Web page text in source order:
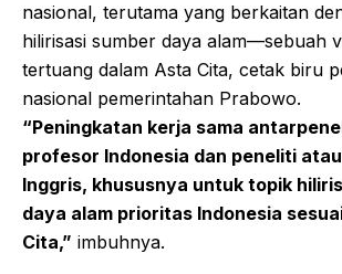
nasional, terutama yang berkaitan
hilirisasi sumber daya alam—sebuah
tertuang dalam Asta Cita, cetak biru
nasional pemerintahan Prabowo.
“Peningkatan kerja sama
profesor Indonesia dan peneliti
Inggris, khususnya untuk topik
daya alam prioritas Indonesia
Cita,” imbuhnya.